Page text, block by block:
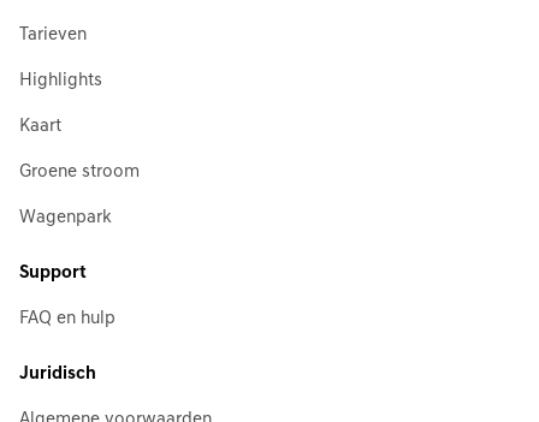
Tarieven
Highlights
Kaart
Groene stroom
Wagenpark
Support
FAQ en hulp
Juridisch